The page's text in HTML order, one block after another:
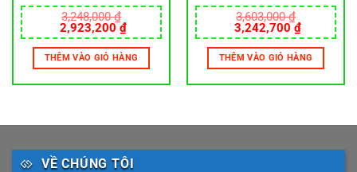
3,248,000₫
Giá
gốc
là:
3,248,000 ₫.
2,923,200 ₫Giá
hiện
tại
là:
2,923,200 ₫.
THÊM VÀO GIỎ HÀNG
3,603,000₫
Giá
gốc
là:
3,603,000 ₫.
3,242,700 ₫Giá
hiện
tại
là:
THÊM VÀO GIỎ HÀNG
VỀ CHÚNG TÔI